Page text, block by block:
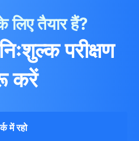
तैयार हैं?
परीक्षण
करें
में रहो